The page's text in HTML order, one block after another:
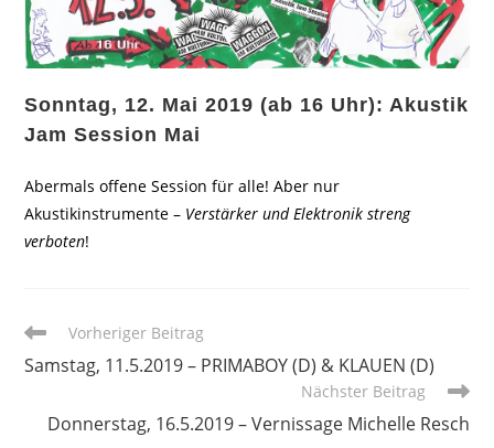
Sonntag, 12. Mai 2019 (ab 16 Uhr): Akustik
Jam Session Mai
Abermals offene Session für alle! Aber nur
Akustikinstrumente – Verstärker und Elektronik streng
verboten!
Weitere
ansehen
Vorheriger Beitrag
Samstag, 11.5.2019 – PRIMABOY (D) & KLAUEN (D)
Nächster Beitrag
Donnerstag, 16.5.2019 – Vernissage Michelle Resch